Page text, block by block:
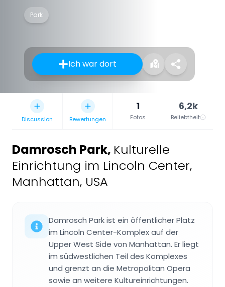
Park
Ich war dort
Discussion Bewertungen
1
Fotos
6,2k
Beliebtheit
Damrosch Park, Kulturelle
Einrichtung im Lincoln Center,
Manhattan, USA
Damrosch Park ist ein öffentlicher Platz
im Lincoln Center-Komplex auf der
Upper West Side von Manhattan. Er liegt
im südwestlichen Teil des Komplexes
und grenzt an die Metropolitan Opera
sowie an weitere Kultureinrichtungen.